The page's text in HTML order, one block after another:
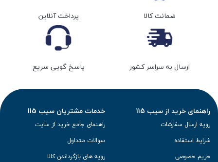
ضمانت کالا پرداخت آنلاین
ارسال به سراسر کشور پاسخ گویی سریع
راهنمای خرید از سیب 115
رویه ارسال سفارشات
شرایط استفاده
حریم خصوصی
خدمات مشتریان سیب 115
راهنمای جامع خرید از سایت
سوالات متداول
رویه های بازگرداندن کالا